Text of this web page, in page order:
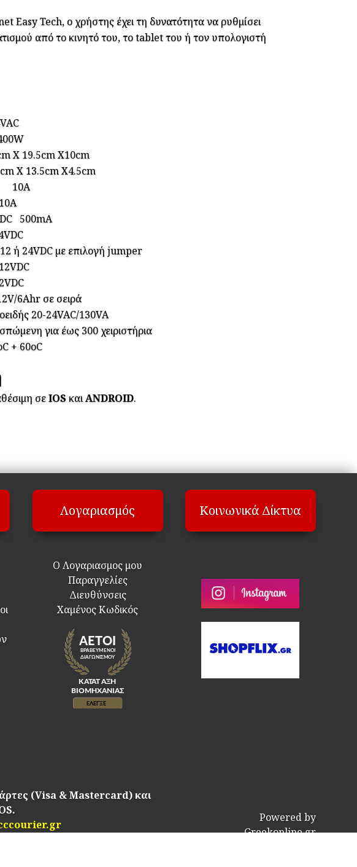
Tech, ο χρήστης έχει τη δυνατότητα να ρυθμίσει
από το κινητό του, το tablet του ή τον υπολογιστή
19.5cm X10cm
X 13.5cm X4.5cm
10Α
500mA
ή 24VDC µε επιλογή jumper
σε σειρά
20-24VAC/130VA
για έως 300 χειριστήρια
60oC
σεIOS καιANDROID.
Λογαριασμός
Ο Λογαριασμος μου
Παραγγελίες
Διευθύνσεις
Χαμένος Κωδικός
Κοινωνικά Δίκτυα
(Visa & Mastercard) και
Powered by
Greekonline.gr